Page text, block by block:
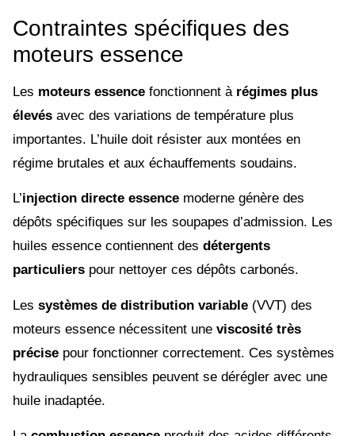
Contraintes spécifiques des
moteurs essence
Les moteurs essence fonctionnent à régimes plus
élevés avec des variations de température plus
importantes. L’huile doit résister aux montées en
régime brutales et aux échauffements soudains.
L’injection directe essence moderne génère des
dépôts spécifiques sur les soupapes d’admission. Les
huiles essence contiennent des détergents
particuliers pour nettoyer ces dépôts carbonés.
Les systèmes de distribution variable (VVT) des
moteurs essence nécessitent une viscosité très
précise pour fonctionner correctement. Ces systèmes
hydrauliques sensibles peuvent se dérégler avec une
huile inadaptée.